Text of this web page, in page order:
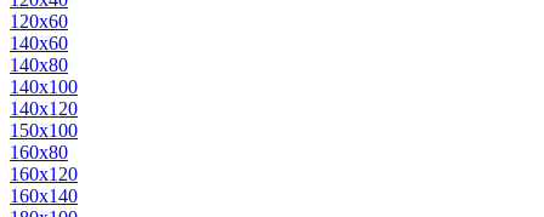
120х60
140х60
140х80
140х100
140х120
150х100
160х80
160х120
160х140